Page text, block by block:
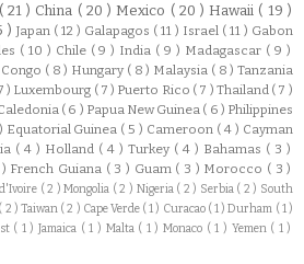
( 21 ) China ( 20 ) Mexico ( 20 )Hawaii ( 19 )
) Japan ( 12 ) Galapagos ( 11 ) Israel ( 11 ) Gabon
( 10 ) Chile ( 9 ) India ( 9 ) Madagascar ( 9 )
Congo ( 8 ) Hungary ( 8 ) Malaysia ( 8 ) Tanzania
) Luxembourg ( 7 ) Puerto Rico ( 7 ) Thailand ( 7 )
( 6 ) Papua New Guinea ( 6 ) Philippines
Equatorial Guinea ( 5 ) Cameroon ( 4 ) Cayman
( 4 ) Holland ( 4 ) Turkey ( 4 ) Bahamas ( 3 )
French Guiana ( 3 ) Guam ( 3 ) Morocco ( 3 )
( 2 )Mongolia ( 2 ) Nigeria ( 2 ) Serbia ( 2 ) South
( 2 ) Taiwan ( 2 ) Cape Verde ( 1 ) Curacao ( 1 )Durham ( 1 )
( 1 )Jamaica ( 1 ) Malta ( 1 )Monaco ( 1 ) Yemen ( 1 )